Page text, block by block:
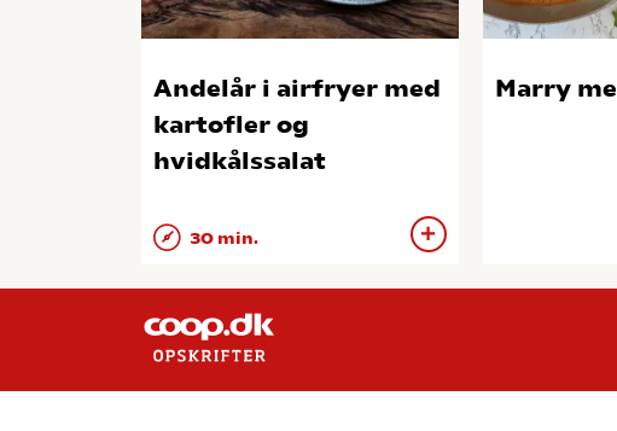
Andelår i airfryer med
kartofler og
hvidkålssalat
30 min.
Marry